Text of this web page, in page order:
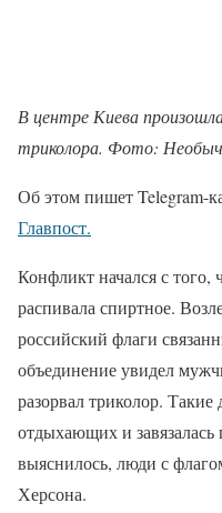
В центре Киева
триколора. Фото:
Об этом пишет Telegram-
Главпост.
Конфликт начался с
распивала спиртное.
российский флаги
объединение увидел
разорвал триколор. Такие
отдыхающих и завязалась
выяснилось, люди с
Херсона.